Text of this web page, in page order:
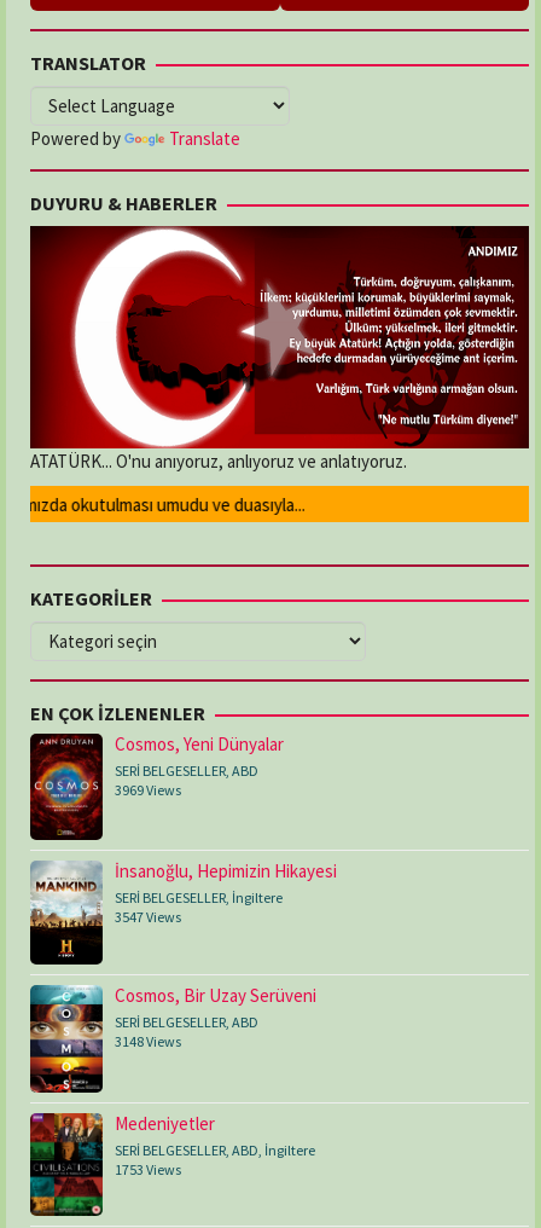
TRANSLATOR
Powered by Translate
DUYURU & HABERLER
ATATÜRK... O'nu anıyoruz, anlıyoruz ve anlatıyoruz.
okutulması umudu ve duasıyla...
KATEGORİLER
KATEGORİLER
EN ÇOK İZLENENLER
Cosmos, Yeni Dünyalar
SERİ BELGESELLER, ABD
3969 Views
İnsanoğlu, Hepimizin Hikayesi
SERİ BELGESELLER, İngiltere
3547 Views
Cosmos, Bir Uzay Serüveni
SERİ BELGESELLER ABD
3148 Views
Medeniyetler
SERİ BELGESELLER ABD İngiltere
1753 Views